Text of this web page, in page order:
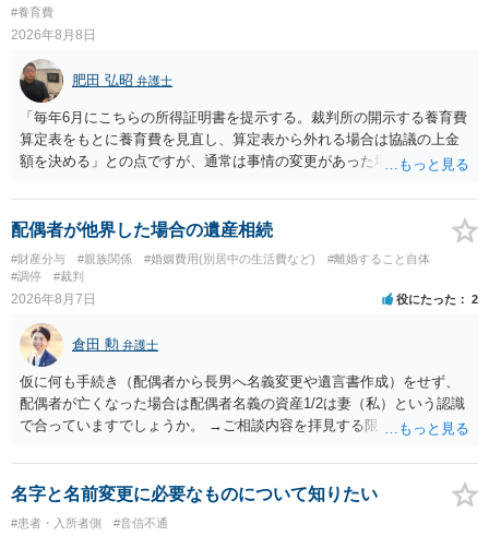
#養育費
2026年8月8日
肥田 弘昭 弁護士
「毎年6月にこちらの所得証明書を提示する。裁判所の開示する養育費
算定表をもとに養育費を見直し、算定表から外れる場合は協議の上金
額を決める」との点ですが、通常は事情の変更があった場合に変更し
来なかった事情の変更により双方協議の上増減出来る」と「通知義務
に勤務先」が含まれているので、私に収入が入った事は相手に通知が
行く事になり、上記のような文言が無くても養育費の見直しは適宜出
来るかと思うのですが違うのでしょうか？との点はそのとおりかと思
います。養育費は事情の変更があった場合に変更するので毎年見直す
配偶者が他界した場合の遺産相続
#財産分与 #親族関係 #婚姻費用(別居中の生活費など)
#離婚すること自体
#調停
#裁判
2026年8月7日 役にたった 2
倉田 勲 弁護士
仮に何も手続き（配偶者から長男へ名義変更や遺言書作成）をせず、
配偶者が亡くなった場合は配偶者名義の資産1/2は妻（私）という認識
で合っていますでしょうか。 →ご相談内容を拝見する限りでは、その
完全に所有する場合は、他の相続人に対して自宅の評価額の１/２の代
償金の支払いが必要になります。
名字と名前変更に必要なものについて知りたい
#患者・入所者側 #音信不通